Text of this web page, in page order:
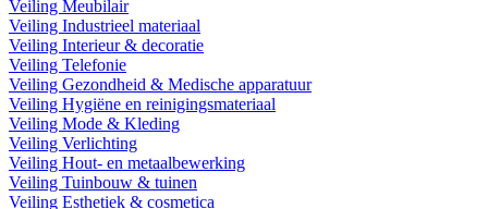
Veiling Meubilair
Veiling Industrieel materiaal
Veiling Interieur & decoratie
Veiling Telefonie
Veiling Gezondheid & Medische apparatuur
Veiling Hygiëne en reinigingsmateriaal
Veiling Mode & Kleding
Veiling Verlichting
Veiling Hout- en metaalbewerking
Veiling Tuinbouw & tuinen
Veiling Esthetiek & cosmetica